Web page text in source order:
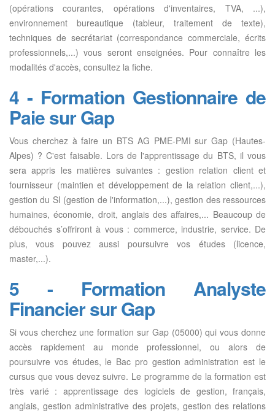
(opérations courantes, opérations d'inventaires, TVA, ...),
environnement bureautique (tableur, traitement de texte),
techniques de secrétariat (correspondance commerciale, écrits
professionnels,...) vous seront enseignées. Pour connaître les
modalités d'accès, consultez la fiche.
4 - Formation Gestionnaire de
Paie sur Gap
Vous cherchez à faire un BTS AG PME-PMI sur Gap (Hautes-
Alpes) ? C'est faisable. Lors de l'apprentissage du BTS, il vous
sera appris les matières suivantes : gestion relation client et
fournisseur (maintien et développement de la relation client,...),
gestion du SI (gestion de l'information,...), gestion des ressources
humaines, économie, droit, anglais des affaires,... Beaucoup de
débouchés s’offriront à vous : commerce, industrie, service. De
plus, vous pouvez aussi poursuivre vos études (licence,
master,...).
5 - Formation Analyste
Financier sur Gap
Si vous cherchez une formation sur Gap (05000) qui vous donne
accès rapidement au monde professionnel, ou alors de
poursuivre vos études, le Bac pro gestion administration est le
cursus que vous devez suivre. Le programme de la formation est
très varié : apprentissage des logiciels de gestion, français,
anglais, gestion administrative des projets, gestion des relations